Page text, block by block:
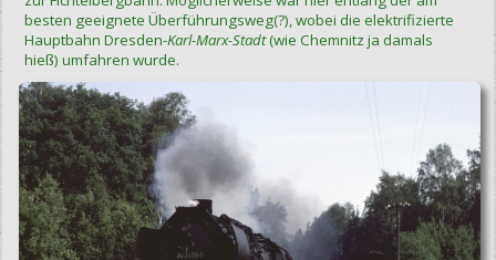
besten geeignete Überführungsweg(?), wobei die elektrifizierte
Hauptbahn Dresden-Karl-Marx-Stadt(wie Chemnitz ja damals
hieß) umfahren wurde.